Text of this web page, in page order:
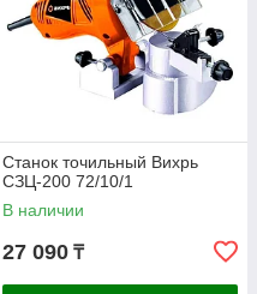
Станок точильный Вихрь
СЗЦ-200 72/10/1
В наличии
27 090 ₸